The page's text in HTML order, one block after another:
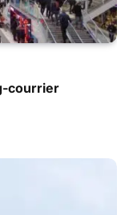
courrier